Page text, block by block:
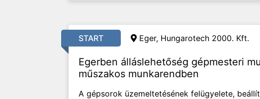
START Eger, Hungarotech 2000. Kft.
Egerben álláslehetőség gépmesteri
műszakos munkarendben
A gépsorok üzemeltetésének felügyelete,